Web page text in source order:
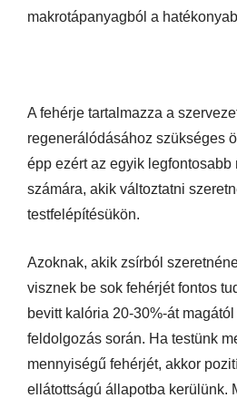
makrotápanyagból a
A fehérje tartalmazza a
regenerálódásához szükséges
épp ezért az egyik legfontosabb
számára, akik változtatni
testfelépítésükön.
Azoknak, akik zsírból
visznek be sok fehérjét fontos
bevitt kalória 20-30%-át
feldolgozás során. Ha testünk
mennyiségű fehérjét, akkor
ellátottságú állapotba kerülünk.